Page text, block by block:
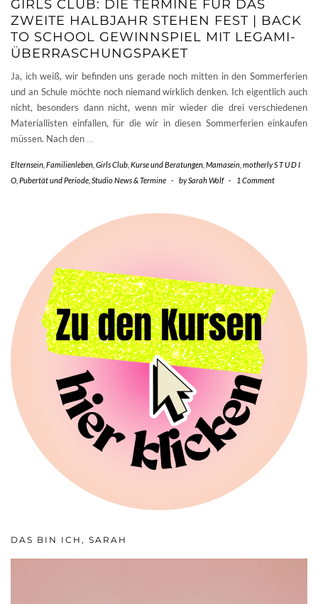
GIRLS CLUB: DIE TERMINE FÜR DAS
ZWEITE HALBJAHR STEHEN FEST | BACK
TO SCHOOL GEWINNSPIEL MIT LEGAMI-
ÜBERRASCHUNGSPAKET
Ja, ich weiß, wir befinden uns gerade noch mitten in den Sommerferien
und an Schule möchte noch niemand wirklich denken. Ich eigentlich auch
nicht, besonders dann nicht, wenn mir wieder die drei verschiedenen
Materiallisten einfallen, für die wir in diesen Sommerferien einkaufen
müssen. Nach den
Elternsein Familienleben Girls Club Kurse und Beratungen Mamasein motherly S T U D I
O Pubertät und Periode Studio News & Termine - bySarah Wolf - 1 Comment
DAS BIN ICH, SARAH